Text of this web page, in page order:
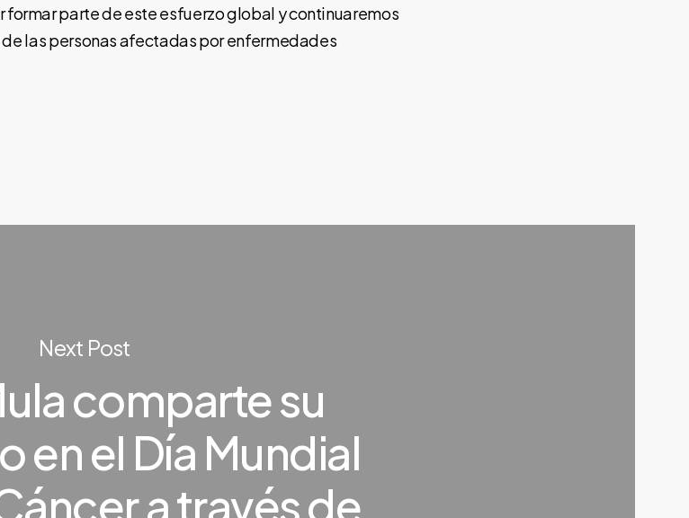
formar parte de este esfuerzo global y continuaremos
las personas afectadas por enfermedades
Next Post
comparte su
en el Día Mundial
a través de